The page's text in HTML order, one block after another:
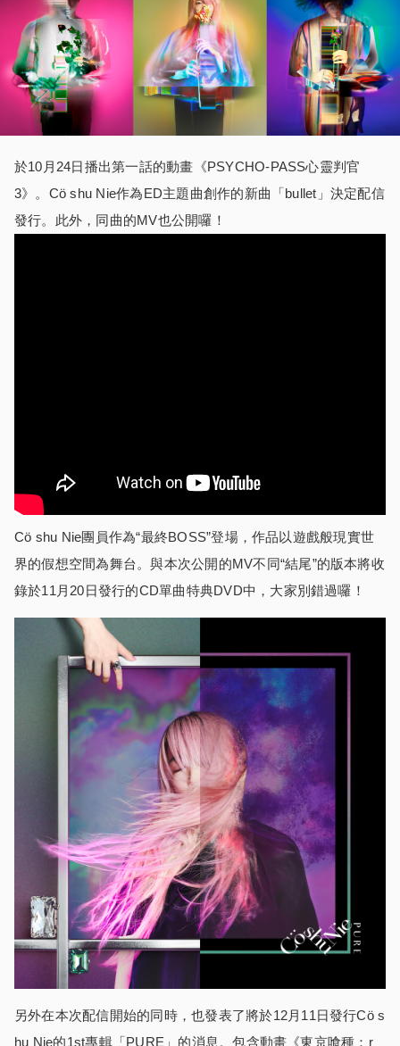
於10月24日播出第一話的動畫《PSYCHO-PASS心靈判官
3》。Cö shu Nie作為ED主題曲創作的新曲「bullet」決定配信
發行。此外，同曲的MV也公開囉！
Cö shu Nie團員作為“最終BOSS”登場，作品以遊戲般現實世
界的假想空間為舞台。與本次公開的MV不同“結尾”的版本將收
錄於11月20日發行的CD單曲特典DVD中，大家別錯過囉！
另外在本次配信開始的同時，也發表了將於12月11日發行Cö s
hu Nie的1st專輯「PURE」的消息。包含動畫《東京喰種：r